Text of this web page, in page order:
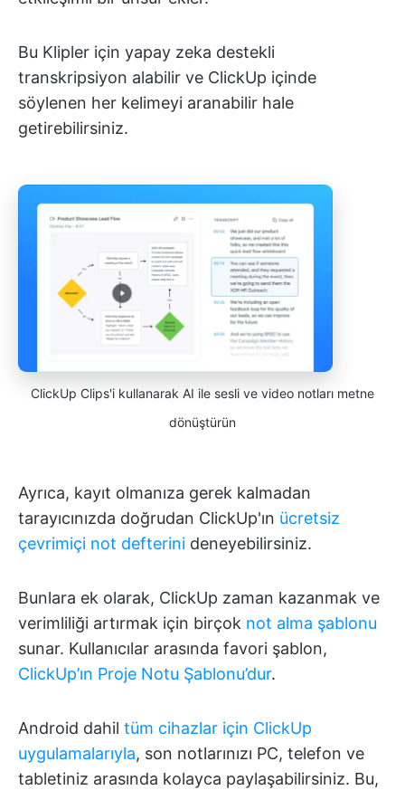
Bu Klipler için yapay zeka destekli
transkripsiyon alabilir ve ClickUp içinde
söylenen her kelimeyi aranabilir hale
getirebilirsiniz.
ClickUp Clips'i kullanarak AI ile sesli ve video notları metne
dönüştürün
Ayrıca, kayıt olmanıza gerek kalmadan
tarayıcınızda doğrudan ClickUp'ın ücretsiz
çevrimiçi not defterini deneyebilirsiniz.
Bunlara ek olarak, ClickUp zaman kazanmak ve
verimliliği artırmak için birçok not alma şablonu
sunar. Kullanıcılar arasında favori şablon,
ClickUp’ın Proje Notu Şablonu’dur.
Android dahil tüm cihazlar için ClickUp
uygulamalarıyla, son notlarınızı PC, telefon ve
tabletiniz arasında kolayca paylaşabilirsiniz. Bu,